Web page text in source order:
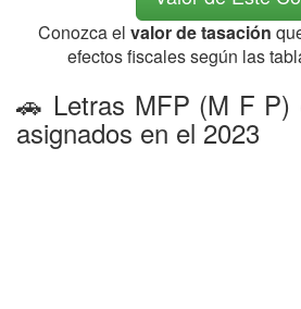
Conozca el valor de tasación
efectos fiscales según las
🚗 Letras MFP (M F P)
asignados en el 2023